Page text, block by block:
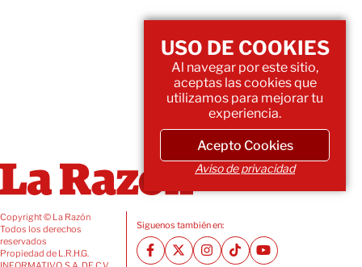
Copyright © La Razón
Todos los derechos
reservados
Propiedad de L.R.H.G.
Siguenos también en:
USO DE COOKIES
Al navegar por este sitio,
aceptas las cookies que
utilizamos para mejorar tu
experiencia.
Acepto Cookies
Aviso de privacidad